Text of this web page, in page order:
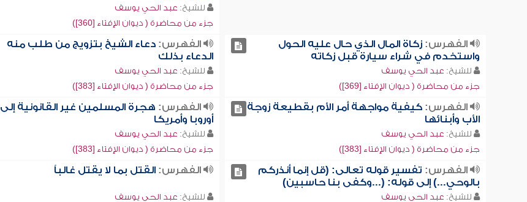
للشيخ: عبد الحي يوسف
جزء من محاضرة ( ديوان الإفتاء [360])
الفهرس:زكاة المال الذي حال عليه الحول
واستخدم في شراء سيارة قبل زكاته
للشيخ: عبد الحي يوسف
جزء من محاضرة ( ديوان الإفتاء [369])
الفهرس: دعاء الشيخ بتزويج من طلب منه
الدعاء بذلك
للشيخ: عبد الحي يوسف
جزء من محاضرة ( ديوان الإفتاء [383])
الفهرس:كيفية مواجهة أمر الأم بقطيعة زوجة
الأب وأبنائها
للشيخ: عبد الحي يوسف
جزء من محاضرة ( ديوان الإفتاء [383])
الفهرس: هجرة المسلمين غير القانونية إلى
أوروبا وأمريكا
للشيخ: عبد الحي يوسف
جزء من محاضرة ( ديوان الإفتاء [383])
الفهرس: تفسير قوله تعالى: (قل إنما أنذركم
بالوحي...) إلى قوله: (...وكفى بنا حاسبين)
للشيخ: عبد الحي يوسف
الفهرس: القتل بما لا يقتل غالباً
للشيخ: عبد الحي يوسف